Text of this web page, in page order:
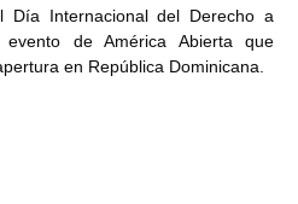
Día Internacional del Derecho a
de América Abierta que
en República Dominicana.